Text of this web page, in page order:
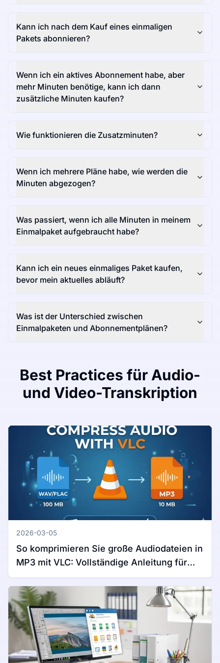
Kann ich nach dem Kauf eines einmaligen
Pakets abonnieren?
Wenn ich ein aktives Abonnement habe, aber
mehr Minuten benötige, kann ich dann
zusätzliche Minuten kaufen?
Wie funktionieren die Zusatzminuten?
Wenn ich mehrere Pläne habe, wie werden die
Minuten abgezogen?
Was passiert, wenn ich alle Minuten in meinem
Einmalpaket aufgebraucht habe?
Kann ich ein neues einmaliges Paket kaufen,
bevor mein aktuelles abläuft?
Was ist der Unterschied zwischen
Einmalpaketen und Abonnementplänen?
Best Practices für Audio-
und Video-Transkription
2026-03-05
So komprimieren Sie große Audiodateien in
MP3 mit VLC: Vollständige Anleitung für
Windows und Mac